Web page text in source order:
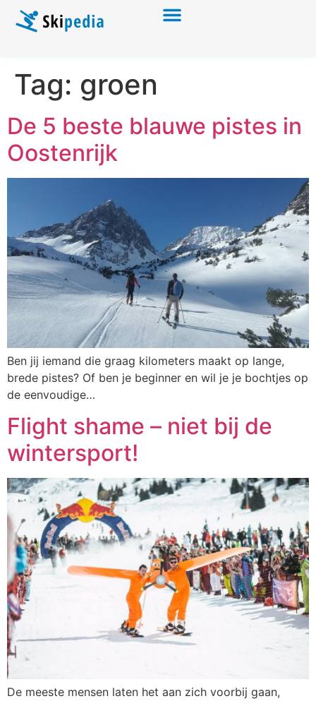
Tag: groen
De 5 beste blauwe pistes in
Oostenrijk
Ben jij iemand die graag kilometers maakt op lange,
brede pistes? Of ben je beginner en wil je je bochtjes op
de eenvoudige…
Flight shame – niet bij de
wintersport!
De meeste mensen laten het aan zich voorbij gaan,